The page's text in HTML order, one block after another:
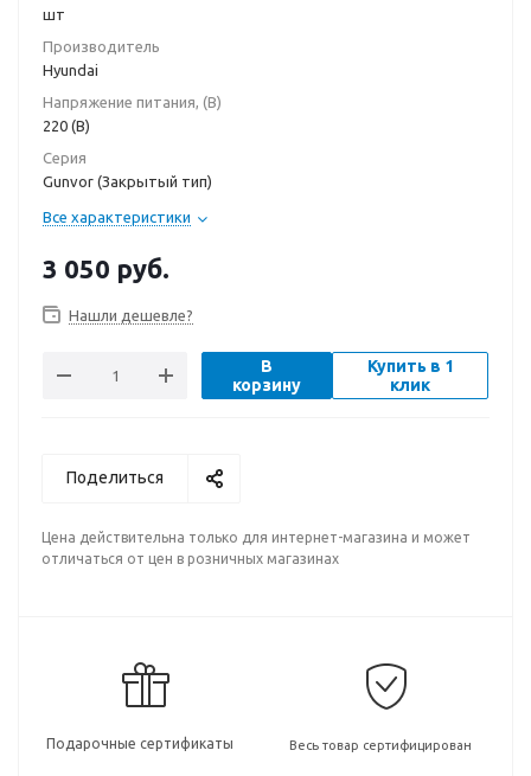
шт
Производитель
Hyundai
Напряжение питания, (В)
220 (В)
Серия
Gunvor (Закрытый тип)
Все характеристики
3 050 руб.
Нашли дешевле?
В
корзину
Купить в 1
клик
Поделиться
Цена действительна только для интернет-магазина и может
отличаться от цен в розничных магазинах
Подарочные сертификаты Весь товар сертифицирован